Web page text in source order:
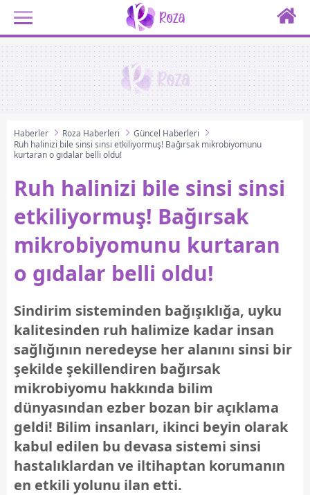
Haberler Roza Haberleri
Güncel Haberleri
Ruh halinizi bile sinsi sinsi etkiliyormuş! Bağırsak mikrobiyomunu
kurtaran o gıdalar belli oldu!
Ruh halinizi bile sinsi sinsi
etkiliyormuş! Bağırsak
mikrobiyomunu kurtaran
o gıdalar belli oldu!
Sindirim sisteminden bağışıklığa, uyku
kalitesinden ruh halimize kadar insan
sağlığının neredeyse her alanını sinsi bir
şekilde şekillendiren bağırsak
mikrobiyomu hakkında bilim
dünyasından ezber bozan bir açıklama
geldi! Bilim insanları, ikinci beyin olarak
kabul edilen bu devasa sistemi sinsi
hastalıklardan ve iltihaptan korumanın
en etkili yolunu ilan etti.